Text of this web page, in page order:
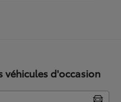
véhicules d'occasion